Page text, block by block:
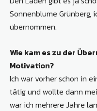
Sonnenblume Grünberg,
übernommen.
Wie kam es zu der
Motivation?
Ich war vorher schon in
tätig und wollte dann
war ich mehrere Jahre